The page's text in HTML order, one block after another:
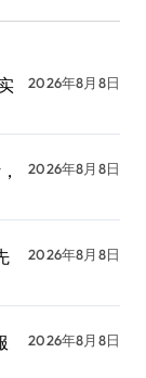
2026年8月8日
2026年8月8日
2026年8月8日
2026年8月8日